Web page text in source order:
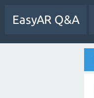
EasyAR Q&A